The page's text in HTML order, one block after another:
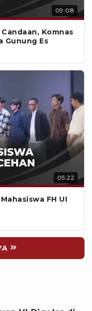
09:08
Komnas
Gunung Es
05:22
FH UI